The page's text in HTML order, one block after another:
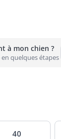
à mon chien ?
quelques étapes
40